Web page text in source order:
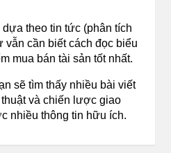
theo tin tức (phân tích
vẫn cần biết cách đọc biểu
mua bán tài sản tốt nhất.
sẽ tìm thấy nhiều bài viết
và chiến lược giao
nhiều thông tin hữu ích.